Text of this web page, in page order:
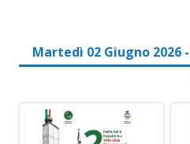
Martedì 02 Giugno 2026